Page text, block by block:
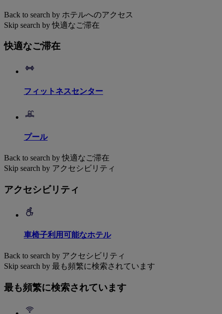
Back to search by ホテルへのアクセス
Skip search by 快適なご滞在
快適なご滞在
フィットネスセンター
プール
Back to search by 快適なご滞在
Skip search by アクセシビリティ
アクセシビリティ
車椅子利用可能なホテル
Back to search by アクセシビリティ
Skip search by 最も頻繁に検索されています
最も頻繁に検索されています